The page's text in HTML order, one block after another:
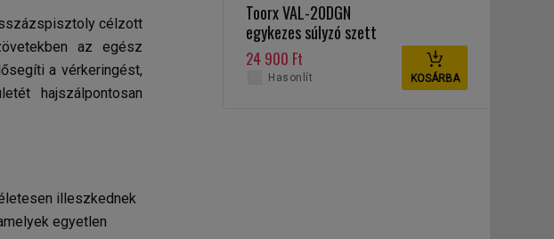
célzott
az egész
a vérkeringést,
hajszálpontosan
illeszkednek
egyetlen
Toorx VAL-20DGN
egykezes súlyzó szett
20 kg
24 900 Ft
KOSÁRBA
Hasonlít